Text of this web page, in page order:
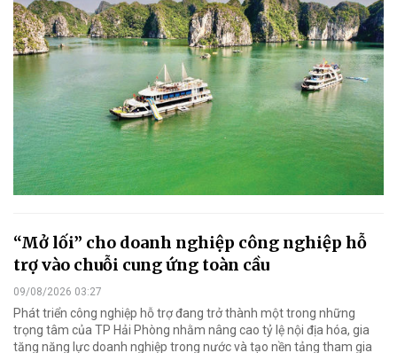
“Mở lối” cho doanh nghiệp công nghiệp hỗ
trợ vào chuỗi cung ứng toàn cầu
09/08/2026 03:27
Phát triển công nghiệp hỗ trợ đang trở thành một trong những
trọng tâm của TP Hải Phòng nhằm nâng cao tỷ lệ nội địa hóa, gia
tăng năng lực doanh nghiệp trong nước và tạo nền tảng tham gia